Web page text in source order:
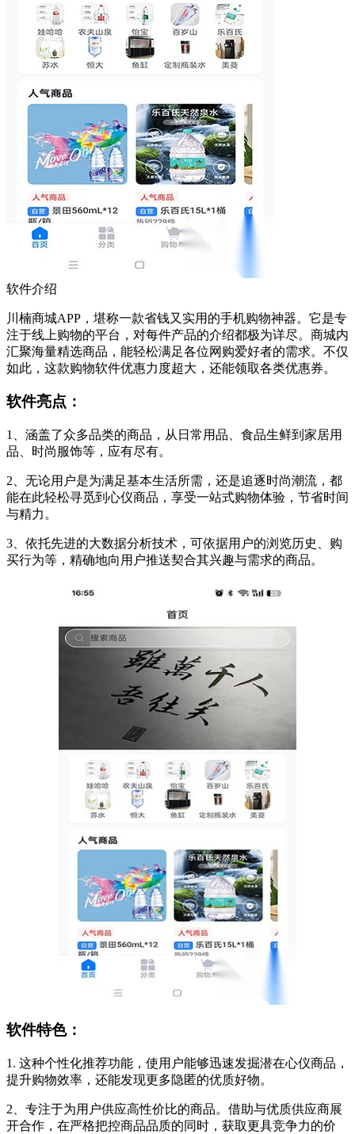
软件介绍
川楠商城APP，堪称一款省钱又实用的手机购物神器。它是专
注于线上购物的平台，对每件产品的介绍都极为详尽。商城内
汇聚海量精选商品，能轻松满足各位网购爱好者的需求。不仅
如此，这款购物软件优惠力度超大，还能领取各类优惠券。
软件亮点：
1、涵盖了众多品类的商品，从日常用品、食品生鲜到家居用
品、时尚服饰等，应有尽有。
2、无论用户是为满足基本生活所需，还是追逐时尚潮流，都
能在此轻松寻觅到心仪商品，享受一站式购物体验，节省时间
与精力。
3、依托先进的大数据分析技术，可依据用户的浏览历史、购
买行为等，精确地向用户推送契合其兴趣与需求的商品。
软件特色：
1. 这种个性化推荐功能，使用户能够迅速发掘潜在心仪商品，
提升购物效率，还能发现更多隐匿的优质好物。
2、专注于为用户供应高性价比的商品。借助与优质供应商展
开合作，在严格把控商品品质的同时，获取更具竞争力的价